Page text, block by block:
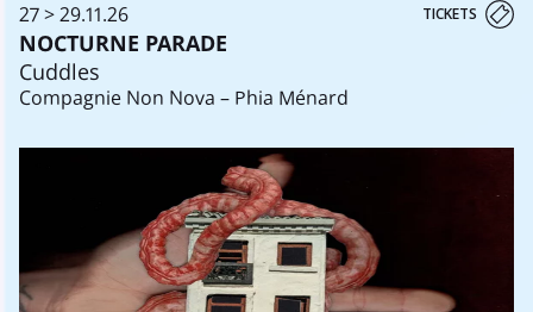
27 > 29.11.26 TICKETS
NOCTURNE PARADE
Cuddles
Compagnie Non Nova – Phia Ménard